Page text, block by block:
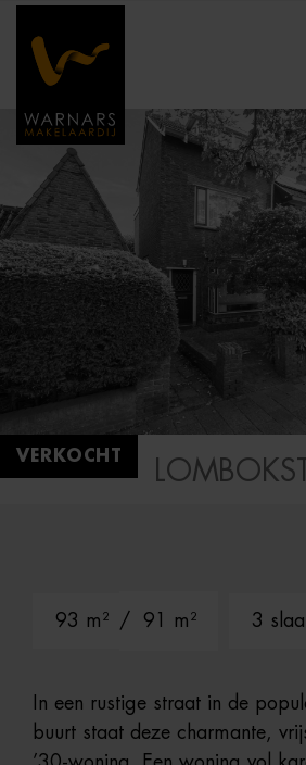
VERKOCHT
93 m² / 91 m² 3
In een rustige straat in de
buurt staat deze charmante,